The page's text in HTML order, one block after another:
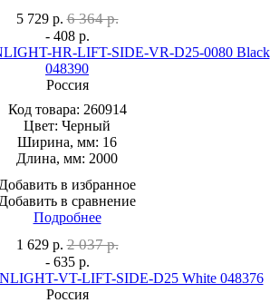
5 729 р. 6 364 р.
- 408 р.
HR-LIFT-SIDE-VR-D25-0080 Black
048390
Россия
Код товара: 260914
Цвет: Черный
Ширина, мм: 16
Длина, мм: 2000
Добавить в избранное
Добавить в сравнение
Подробнее
1 629 р. 2 037 р.
- 635 р.
VT-LIFT-SIDE-D25 White 048376
Россия